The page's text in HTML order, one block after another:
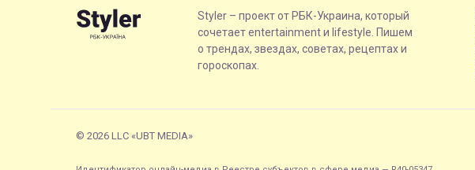
Styler – проект от РБК-Украина, который
сочетает entertainment и lifestyle. Пишем
о трендах, звездах, советах, рецептах и
гороскопах.
© 2026 LLC «UBT MEDIA»